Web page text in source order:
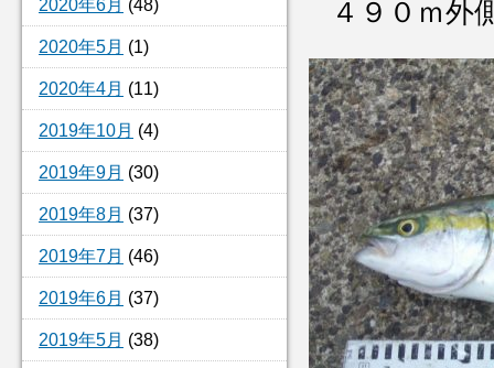
2020年6月 (48)
2020年5月 (1)
2020年4月 (11)
2019年10月 (4)
2019年9月 (30)
2019年8月 (37)
2019年7月 (46)
2019年6月 (37)
2019年5月 (38)
４９０ｍ